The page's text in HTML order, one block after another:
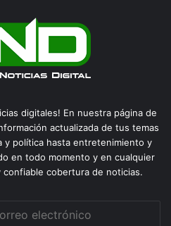
digitales! En nuestra página de
actualizada de tus temas
política hasta entretenimiento y
en todo momento y en cualquier
confiable cobertura de noticias.